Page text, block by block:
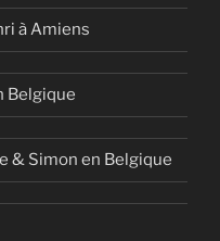
à Amiens
Belgique
& Simon en Belgique